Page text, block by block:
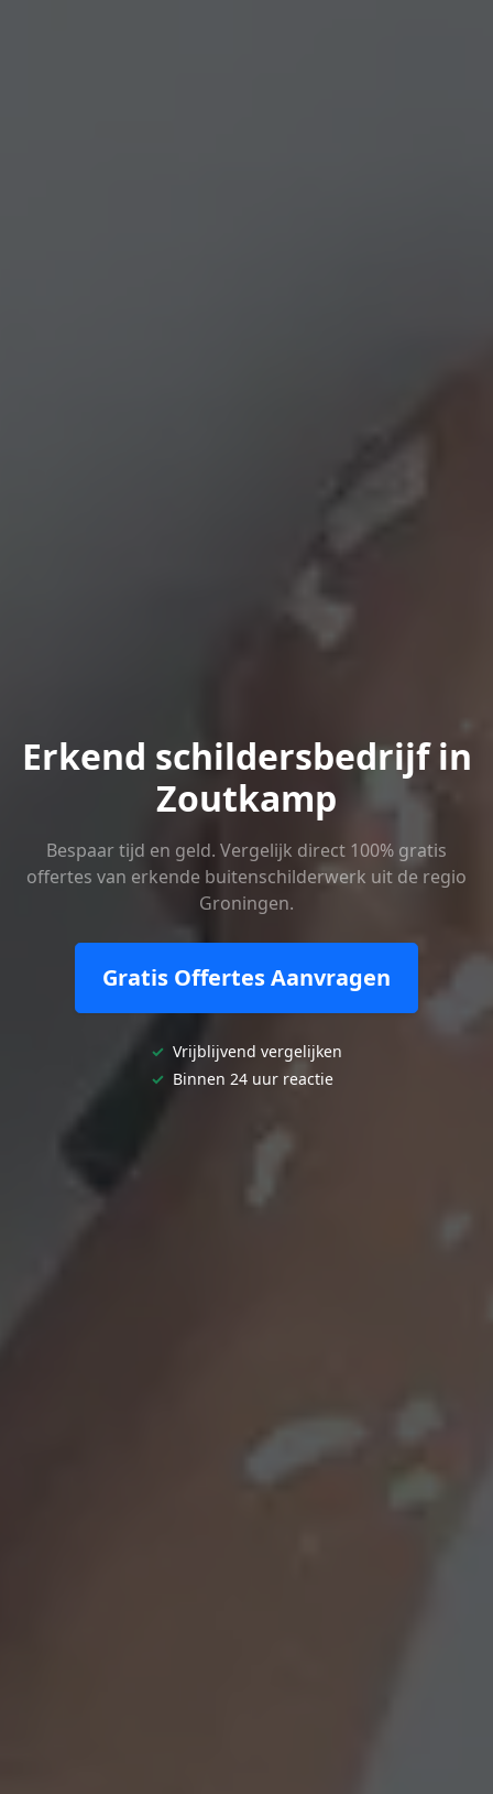
Erkend schildersbedrijf in
Zoutkamp
Bespaar tijd en geld. Vergelijk direct 100% gratis
offertes van erkende buitenschilderwerk uit de regio
Groningen.
Gratis Offertes Aanvragen
✓ Vrijblijvend vergelijken
✓ Binnen 24 uur reactie